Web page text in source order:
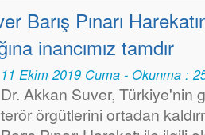
Barış Pınarı
inancımız tamdır
11 Ekim 2019 Cuma - Okunma :
Dr. Akkan Suver, Türkiye'nin
terör örgütlerini ortadan